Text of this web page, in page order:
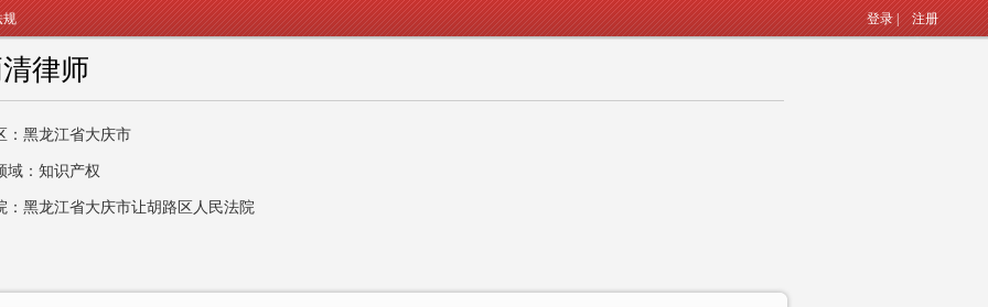
规 登录| 注册
律师
：黑龙江省大庆市
域：知识产权
：黑龙江省大庆市让胡路区人民法院